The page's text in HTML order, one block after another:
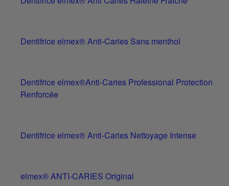
Dentifrice elmex® Anti-Caries Sans menthol
Dentifrice elmex®Anti-Caries Professional Protection
Renforcée
Dentifrice elmex® Anti-Caries Nettoyage Intense
elmex® ANTI-CARIES Original